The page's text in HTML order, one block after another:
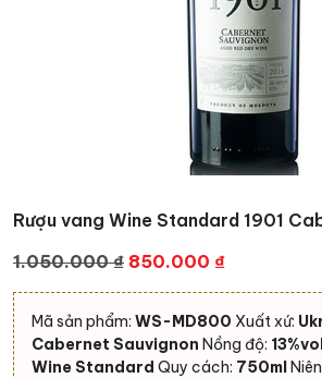
Rượu vang Wine Standard 1901
1.050.000₫ Giá
gốc
là:
1.050.000 ₫.
850.000 ₫Giá
hiện
tại
là:
850.000
Mã sản phẩm: WS-MD800 Xuất xứ:
Cabernet Sauvignon Nồng độ:
Wine Standard Quy cách: 750ml